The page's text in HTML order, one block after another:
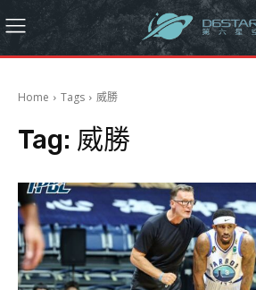
Home Tags 威勝
Tag: 威勝